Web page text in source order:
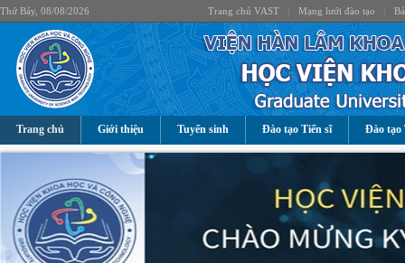
Thứ Bảy, 08/08/2026 Trang chủ VAST Mạng lưới đào tạo
Trang chủ Giới thiệu Tuyển sinh Đào tạo Tiến sĩ Đào tạo